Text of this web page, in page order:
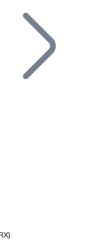
Bitnovo
dans votre entreprise et
écosystème.
distributeurs et
projet à notre service